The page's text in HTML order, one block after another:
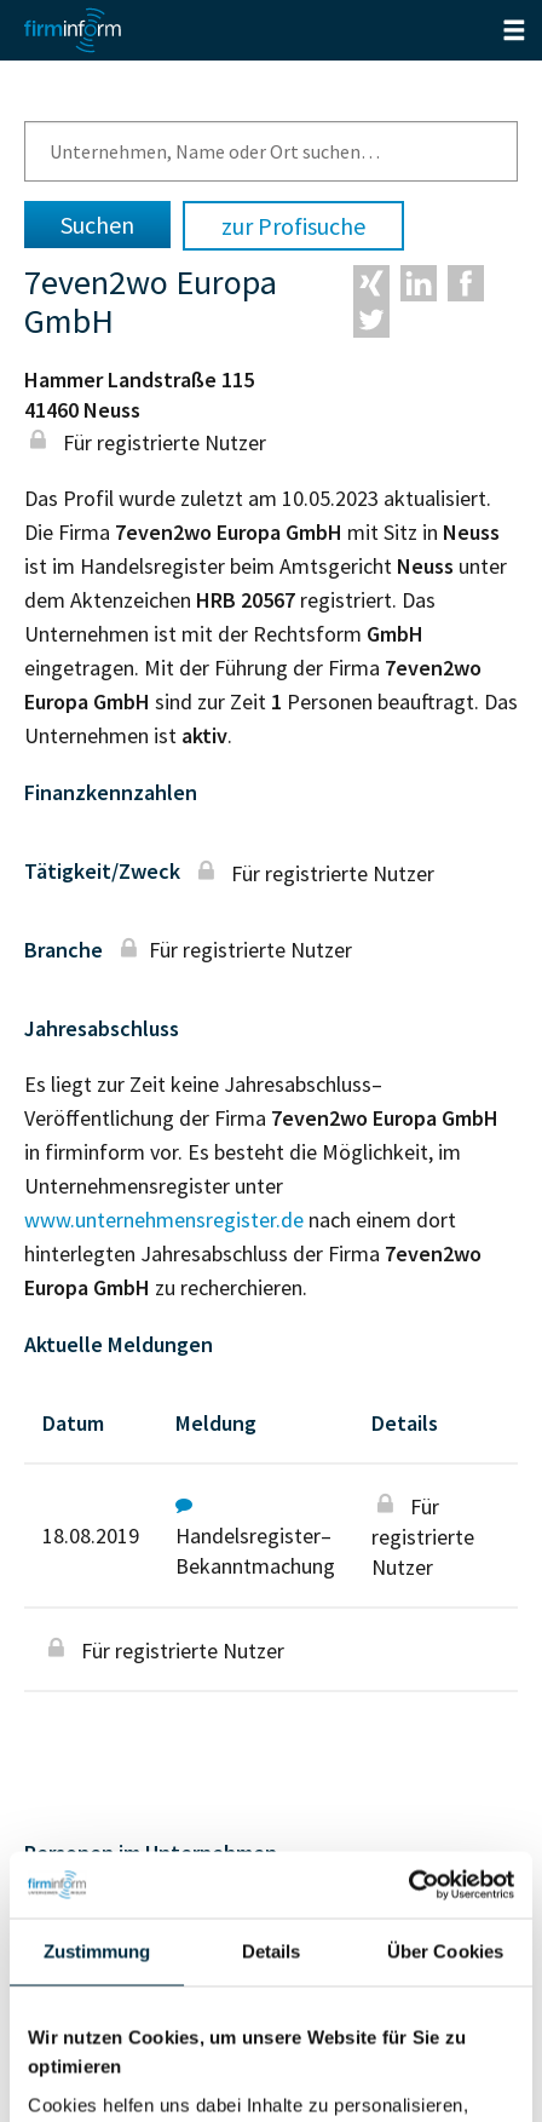
Zustimmung Details Über Cookies
Wir nutzen Cookies, um unsere Website für Sie zu
optimieren
Cookies helfen uns dabei Inhalte zu personalisieren,
zur Profisuche
7even2wo Europa
GmbH
Hammer Landstraße 115
41460 Neuss
Für registrierte Nutzer
Das Profil wurde zuletzt am 10.05.2023 aktualisiert.
Die Firma 7even2wo Europa GmbH mit Sitz in Neuss
ist im Handelsregister beim Amtsgericht Neuss unter
dem Aktenzeichen HRB 20567 registriert. Das
Unternehmen ist mit der Rechtsform GmbH
eingetragen. Mit der Führung der Firma 7even2wo
Europa GmbH sind zur Zeit 1 Personen beauftragt. Das
Unternehmen ist aktiv.
Finanzkennzahlen
Tätigkeit/Zweck Für registrierte Nutzer
Branche Für registrierte Nutzer
Jahresabschluss
Es liegt zur Zeit keine Jahresabschluss–
Veröffentlichung der Firma 7even2wo Europa GmbH
in firminform vor. Es besteht die Möglichkeit, im
Unternehmensregister unter
www.unternehmensregister.de nach einem dort
hinterlegten Jahresabschluss der Firma 7even2wo
Europa GmbH zu recherchieren.
Aktuelle Meldungen
Datum Meldung Details
18.08.2019
Handelsregister–
Bekanntmachung
Für
registrierte
Nutzer
Für registrierte Nutzer
Personen im Unternehmen
Geschäftsführer (1)
Für registrierte
Nutzer
Wirtschaftlich
Berechtigter
Vollständiges
anfragen